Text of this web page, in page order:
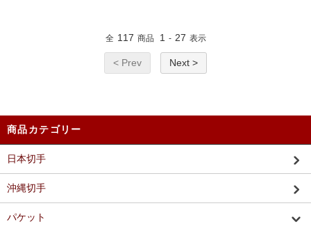
全 117 商品 1 - 27 表示
< Prev Next >
商品カテゴリー
日本切手
沖縄切手
パケット